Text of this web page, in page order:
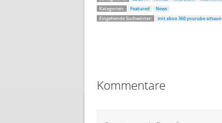
Kategorien:
Featured
News
Eingehende Suchwörter:
mit xbox 360 yourube schaun
Kommentare